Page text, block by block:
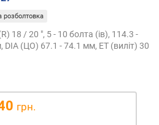
розболтовка
18 / 20 ", 5 - 10 болта (ів), 114.3 -
DIA (ЦО) 67.1 - 74.1 мм, ET (виліт) 30
грн.